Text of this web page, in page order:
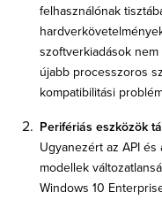
felhasználónak
szoftverkiadások
újabb processzoros
kompatibilitási
Perifériás eszközök
Ugyanezért az API
modellek
Windows 10